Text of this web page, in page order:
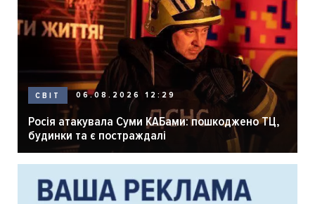
СВІТ 06.08.2026 12:29
Росія атакувала Суми КАБами: пошкоджено ТЦ,
будинки та є постраждалі